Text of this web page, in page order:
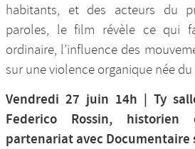
habitants, et des acteurs du
paroles, le film révèle ce qui
ordinaire, l’influence des
sur une violence organique née du
Vendredi 27 juin 14h | Ty
Federico Rossin,
partenariat avec Documentaire